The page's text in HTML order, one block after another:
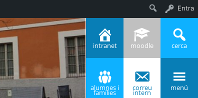
intranet moodle cerca
alumnes i
famílies
correu
intern
menú
Entra